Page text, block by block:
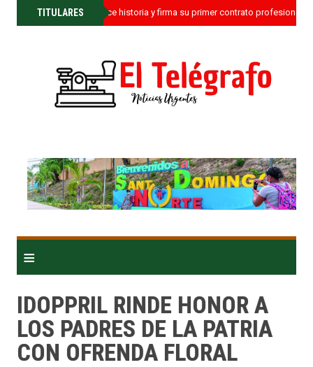
TITULARES
»Kamil Castillo hace historia y firma su primer contrato profesional
≡
IDOPPRIL RINDE HONOR A
LOS PADRES DE LA PATRIA
CON OFRENDA FLORAL